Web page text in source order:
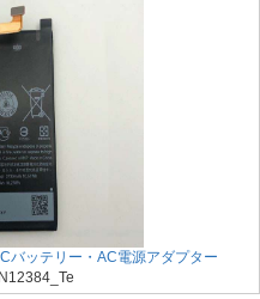
バッテリー・AC電源アダプター